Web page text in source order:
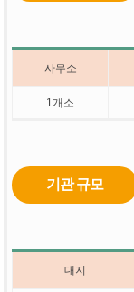
사무소
1개소
기관 규모
대지